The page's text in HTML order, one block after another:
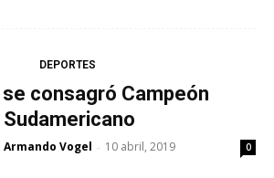
DEPORTES
consagró Campeón
Sudamericano
Armando Vogel - 10 abril, 2019 0